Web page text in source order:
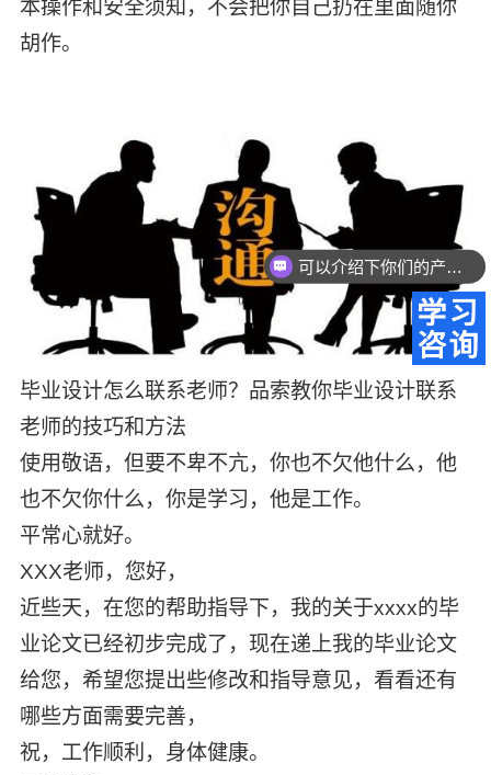
本操作和安全须知，不会把你自己扔在里面随你
胡作。
毕业设计怎么联系老师？品索教你毕业设计联系
老师的技巧和方法
使用敬语，但要不卑不亢，你也不欠他什么，他
也不欠你什么，你是学习，他是工作。
平常心就好。
XXX老师，您好，
近些天，在您的帮助指导下，我的关于xxxx的毕
业论文已经初步完成了，现在递上我的毕业论文
给您，希望您提出些修改和指导意见，看看还有
哪些方面需要完善，
祝，工作顺利，身体健康。